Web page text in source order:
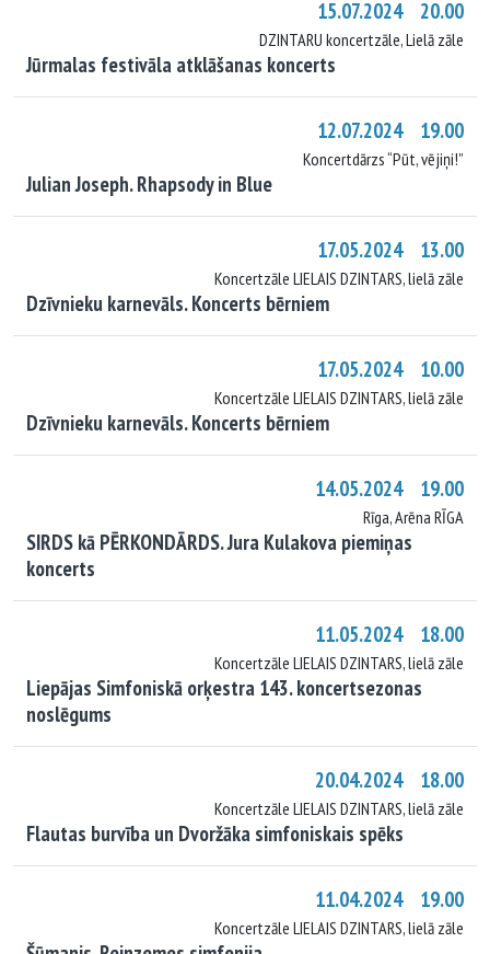
15.07.2024 20.00
DZINTARU koncertzāle, Lielā zāle
Jūrmalas festivāla atklāšanas koncerts
12.07.2024 19.00
Koncertdārzs “Pūt, vējiņi!”
Julian Joseph. Rhapsody in Blue
17.05.2024 13.00
Koncertzāle LIELAIS DZINTARS, lielā zāle
Dzīvnieku karnevāls. Koncerts bērniem
17.05.2024 10.00
Koncertzāle LIELAIS DZINTARS, lielā zāle
Dzīvnieku karnevāls. Koncerts bērniem
14.05.2024 19.00
Rīga, Arēna RĪGA
SIRDS kā PĒRKONDĀRDS. Jura Kulakova piemiņas
koncerts
11.05.2024 18.00
Koncertzāle LIELAIS DZINTARS, lielā zāle
Liepājas Simfoniskā orķestra 143. koncertsezonas
noslēgums
20.04.2024 18.00
Koncertzāle LIELAIS DZINTARS, lielā zāle
Flautas burvība un Dvoržāka simfoniskais spēks
11.04.2024 19.00
Koncertzāle LIELAIS DZINTARS, lielā zāle